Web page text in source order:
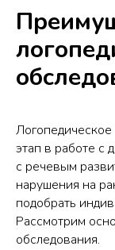
этап в работе с
с речевым
нарушения на
подобрать
Рассмотрим
обследования.